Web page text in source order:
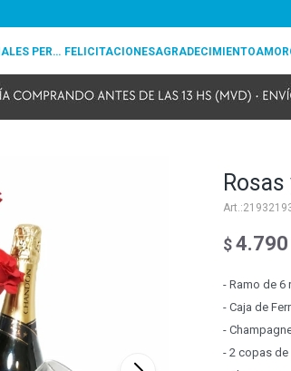
REGALOS EMPRESARIALES PERSONALIZADOS FELICITACIONESAGRADECIMIENTOAMOR
$ 4.790
- Ramo de 6
- Caja de
-
- 2 copas de